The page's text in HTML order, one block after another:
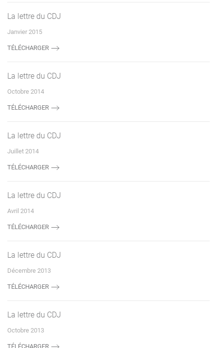
La lettre du CDJ
Janvier 2015
TÉLÉCHARGER
La lettre du CDJ
Octobre 2014
TÉLÉCHARGER
La lettre du CDJ
Juillet 2014
TÉLÉCHARGER
La lettre du CDJ
Avril 2014
TÉLÉCHARGER
La lettre du CDJ
Décembre 2013
TÉLÉCHARGER
La lettre du CDJ
Octobre 2013
TÉLÉCHARGER